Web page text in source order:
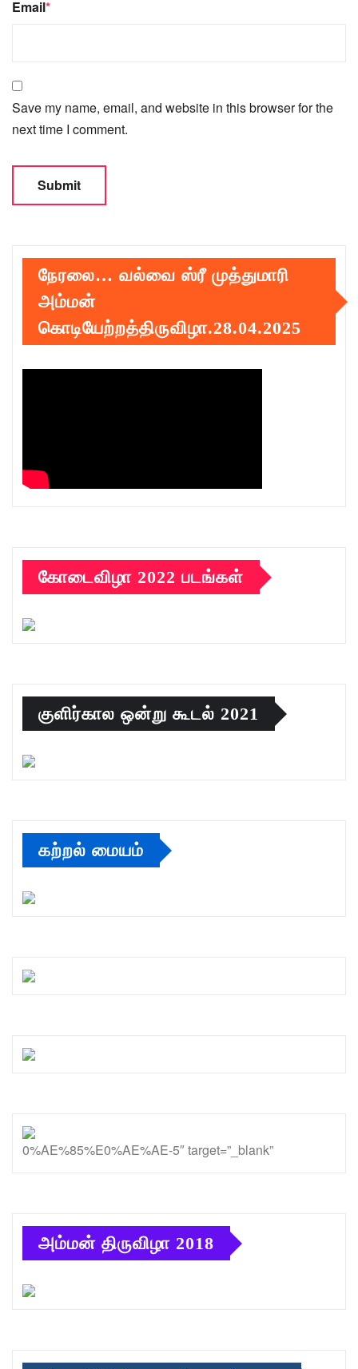
Email*
Save my name, email, and website in this browser for the
next time I comment.
நேரலை… வல்வை ஸ்ரீ முத்துமாரி
அம்மன்
கொடியேற்றத்திருவிழா.28.04.2025
கோடைவிழா 2022 படங்கள்
குளிர்கால ஒன்று கூடல் 2021
கற்றல் மையம்
0%AE%85%E0%AE%AE-5″ target=”_blank”
அம்மன் திருவிழா 2018